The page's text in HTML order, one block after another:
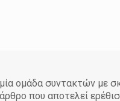
ομάδα συντακτών με
που αποτελεί